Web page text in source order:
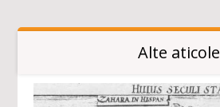
Alte aticole